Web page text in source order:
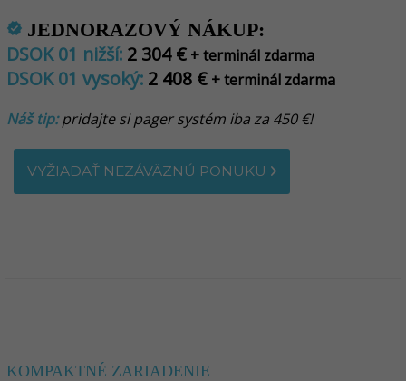
verified JEDNORAZOVÝ NÁKUP:
DSOK 01 nižší: 2 304 € + terminál zdarma
DSOK 01 vysoký: 2 408 € + terminál zdarma
Náš tip:pridajte si pager systém iba za 450 €!
VYŽIADAŤ NEZÁVÄZNÚ PONUKU
KOMPAKTNÉ ZARIADENIE